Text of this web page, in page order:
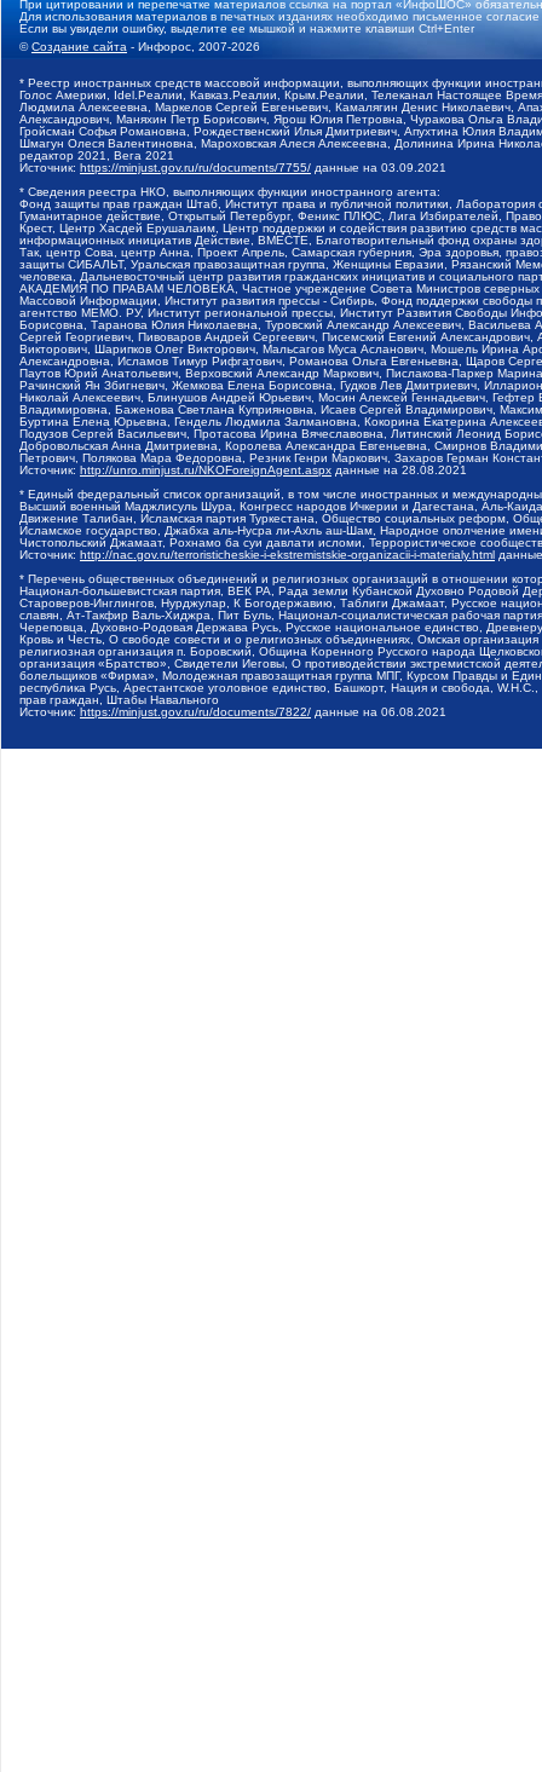
При цитировании и перепечатке материалов ссылка на портал «ИнфоШОС»
Для использования материалов в печатных изданиях необходимо письменное
Если вы увидели ошибку, выделите ее мышкой и нажмите клавиши Ctrl+Enter
©Создание сайта - Инфорос, 2007-2026
* Реестр иностранных средств массовой информации, выполняющих функции
Голос Америки, Idel.Реалии, Кавказ.Реалии, Крым.Реалии, Телеканал Настоящее
Людмила Алексеевна, Маркелов Сергей Евгеньевич, Камалягин Денис Николаевич,
Александрович, Маняхин Петр Борисович, Ярош Юлия Петровна, Чуракова Ольга
Гройсман Софья Романовна, Рождественский Илья Дмитриевич, Апухтина Юлия
Шмагун Олеся Валентиновна, Мароховская Алеся Алексеевна, Долинина Ирина
редактор 2021, Вега 2021
Источник: https://minjust.gov.ru/ru/documents/7755/ данные на 03.09.2021
* Сведения реестра НКО, выполняющих функции иностранного агента:
Фонд защиты прав граждан Штаб, Институт права и публичной политики,
Гуманитарное действие, Открытый Петербург, Феникс ПЛЮС, Лига Избирателей,
Крест, Центр Хасдей Ерушалаим, Центр поддержки и содействия развитию средств
информационных инициатив Действие, ВМЕСТЕ, Благотворительный фонд охраны
Так, центр Сова, центр Анна, Проект Апрель, Самарская губерния, Эра здоровья,
защиты СИБАЛЬТ, Уральская правозащитная группа, Женщины Евразии, Рязанский
человека, Дальневосточный центр развития гражданских инициатив и социального
АКАДЕМИЯ ПО ПРАВАМ ЧЕЛОВЕКА, Частное учреждение Совета Министров северных
Массовой Информации, Институт развития прессы - Сибирь, Фонд поддержки
агентство МЕМО. РУ, Институт региональной прессы, Институт Развития Свободы
Борисовна, Таранова Юлия Николаевна, Туровский Александр Алексеевич,
Сергей Георгиевич, Пивоваров Андрей Сергеевич, Писемский Евгений
Викторович, Шарипков Олег Викторович, Мальсагов Муса Асланович, Мошель Ирина
Александровна, Исламов Тимур Рифгатович, Романова Ольга Евгеньевна, Щаров
Паутов Юрий Анатольевич, Верховский Александр Маркович, Пислакова-Паркер
Рачинский Ян Збигневич, Жемкова Елена Борисовна, Гудков Лев Дмитриевич,
Николай Алексеевич, Блинушов Андрей Юрьевич, Мосин Алексей Геннадьевич,
Владимировна, Баженова Светлана Куприяновна, Исаев Сергей Владимирович,
Буртина Елена Юрьевна, Гендель Людмила Залмановна, Кокорина Екатерина
Подузов Сергей Васильевич, Протасова Ирина Вячеславовна, Литинский Леонид
Добровольская Анна Дмитриевна, Королева Александра Евгеньевна, Смирнов
Петрович, Полякова Мара Федоровна, Резник Генри Маркович, Захаров Герман
Источник: http://unro.minjust.ru/NKOForeignAgent.aspx данные на 28.08.2021
* Единый федеральный список организаций, в том числе иностранных и
Высший военный Маджлисуль Шура, Конгресс народов Ичкерии и Дагестана, Аль-
Движение Талибан, Исламская партия Туркестана, Общество социальных реформ,
Исламское государство, Джабха аль-Нусра ли-Ахль аш-Шам, Народное ополчение
Чистопольский Джамаат, Рохнамо ба суи давлати исломи, Террористическое
Источник: http://nac.gov.ru/terroristicheskie-i-ekstremistskie-organizacii-i-materialy.html
* Перечень общественных объединений и религиозных организаций в отношении
Национал-большевистская партия, ВЕК РА, Рада земли Кубанской Духовно Родовой
Староверов-Инглингов, Нурджулар, К Богодержавию, Таблиги Джамаат, Русское
славян, Ат-Такфир Валь-Хиджра, Пит Буль, Национал-социалистическая рабочая
Череповца, Духовно-Родовая Держава Русь, Русское национальное единство,
Кровь и Честь, О свободе совести и о религиозных объединениях, Омская
религиозная организация п. Боровский, Община Коренного Русского народа
организация «Братство», Свидетели Иеговы, О противодействии экстремистской
болельщиков «Фирма», Молодежная правозащитная группа МПГ, Курсом Правды и
республика Русь, Арестантское уголовное единство, Башкорт, Нация и свобода,
прав граждан, Штабы Навального
Источник: https://minjust.gov.ru/ru/documents/7822/ данные на 06.08.2021